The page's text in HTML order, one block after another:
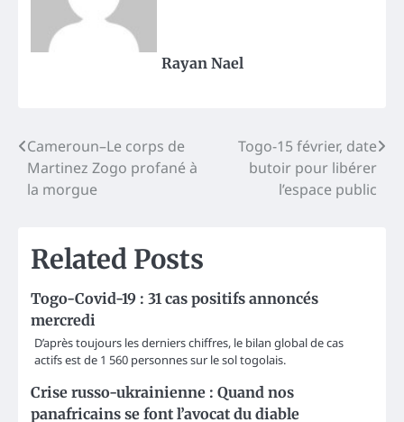
Rayan Nael
Post
navigation
Cameroun–Le corps de
Martinez Zogo profané à
la morgue
Togo-15 février, date
butoir pour libérer
l’espace public
Related Posts
Togo-Covid-19 : 31 cas positifs annoncés
mercredi
D’après toujours les derniers chiffres, le bilan global de cas
actifs est de 1 560 personnes sur le sol togolais.
Crise russo-ukrainienne : Quand nos
panafricains se font l’avocat du diable